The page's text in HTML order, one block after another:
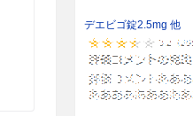
デエビゴ錠2.5mg 他